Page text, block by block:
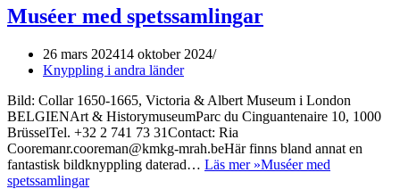
Muséer med spetssamlingar
26 mars 202414 oktober 2024
Knyppling i andra länder
Bild: Collar 1650-1665, Victoria & Albert Museum i London
BELGIENArt & HistorymuseumParc du Cinguantenaire 10, 1000
BrüsselTel. +32 2 741 73 31Contact: Ria
Cooremanr.cooreman@kmkg-mrah.beHär finns bland annat en
fantastisk bildknyppling daterad… Läs mer »Muséer med
spetssamlingar